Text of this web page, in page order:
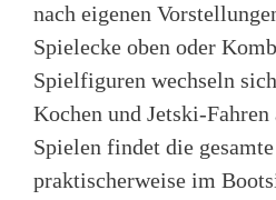
nach eigenen
Spielecke oben oder
Spielfiguren wechseln
Kochen und Jetski-Fahren
Spielen findet die
praktischerweise im